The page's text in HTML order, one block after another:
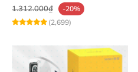
1.312.000₫
-20%
(2,699)